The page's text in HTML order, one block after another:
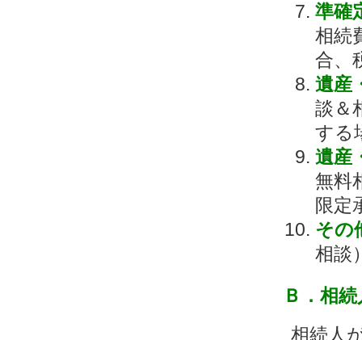
準確
相続
合、
遺産
談＆
する
遺産
無料
限定
その
相談
Ｂ．相
相続人